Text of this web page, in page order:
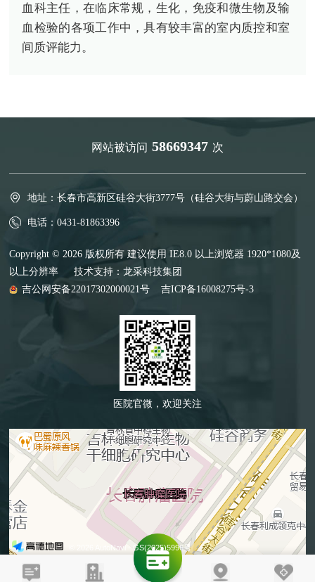
血科主任，在临床常规，生化，免疫和微生物及输
血检验的各项工作中，具有较丰富的室内质控和室
间质评能力。
网站被访问 58669347 次
地址：长春市高新区硅谷大街3777号（硅谷大街与蔚山路交会）
电话：0431-81863396
Copyright © 2026 版权所有 建议使用 IE8.0 以上浏览器 1920*1080及
以上分辨率 技术支持：龙采科技集团
吉公网安备22017302000021号
吉ICP备16008275号-3
医院官微，欢迎关注
© 2026 AutoNavi - GS(2025)5996号